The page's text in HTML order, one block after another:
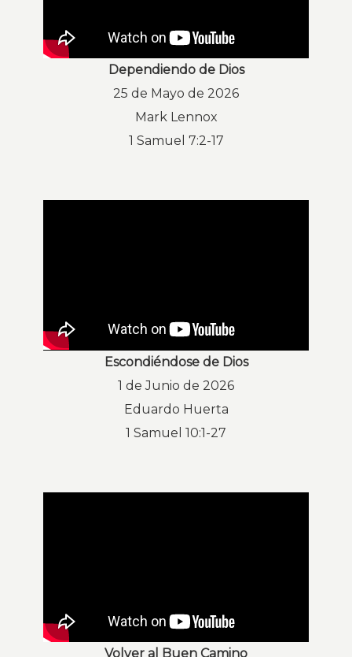
Dependiendo de Dios
25 de Mayo de 2026
Mark Lennox
1 Samuel 7:2-17
Escondiéndose de Dios
1 de Junio de 2026
Eduardo Huerta
1 Samuel 10:1-27
Volver al Buen Camino